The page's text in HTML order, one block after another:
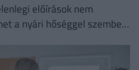
előírások nem
a nyári hőséggel szemben,